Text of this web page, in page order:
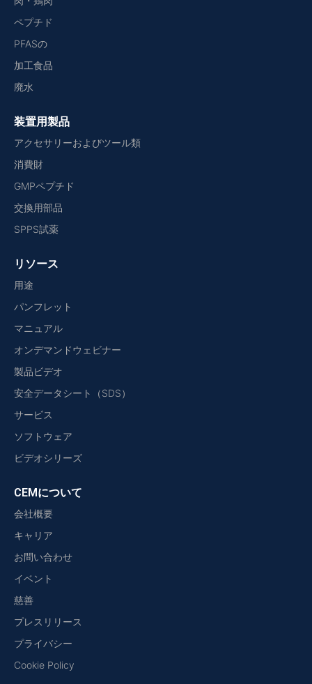
ペプチド
PFASの
加工食品
廃水
装置用製品
アクセサリーおよびツール類
消費財
GMPペプチド
交換用部品
SPPS試薬
リソース
用途
パンフレット
マニュアル
オンデマンドウェビナー
製品ビデオ
安全データシート（SDS）
サービス
ソフトウェア
ビデオシリーズ
CEMについて
会社概要
キャリア
お問い合わせ
イベント
慈善
プレスリリース
プライバシー
Cookie Policy